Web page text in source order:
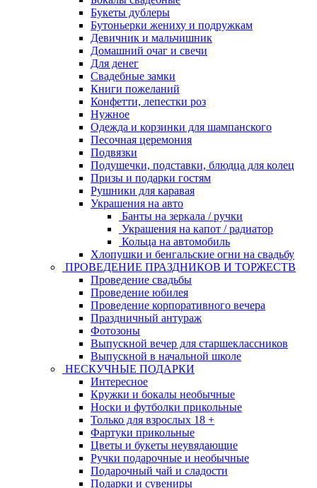
Букеты дублеры
Бутоньерки жениху и подружкам
Девичник и мальчишник
Домашний очаг и свечи
Для денег
Свадебные замки
Книги пожеланий
Конфетти, лепестки роз
Нужное
Одежда и корзинки для шампанского
Песочная церемония
Подвязки
Подушечки, подставки, блюдца для колец
Призы и подарки гостям
Рушники для каравая
Украшения на авто
Банты на зеркала / ручки
Украшения на капот / радиатор
Кольца на автомобиль
Хлопушки и бенгальские огни на свадьбу
ПРОВЕДЕНИЕ ПРАЗДНИКОВ И ТОРЖЕСТВ
Проведение свадьбы
Проведение юбилея
Проведение корпоративного вечера
Праздничный антураж
Фотозоны
Выпускной вечер для старшеклассников
Выпускной в начальной школе
НЕСКУЧНЫЕ ПОДАРКИ
Интересное
Кружки и бокалы необычные
Носки и футболки прикольные
Только для взрослых 18 +
Фартуки прикольные
Цветы и букеты неувядающие
Ручки подарочные и необычные
Подарочный чай и сладости
Подарки и сувениры